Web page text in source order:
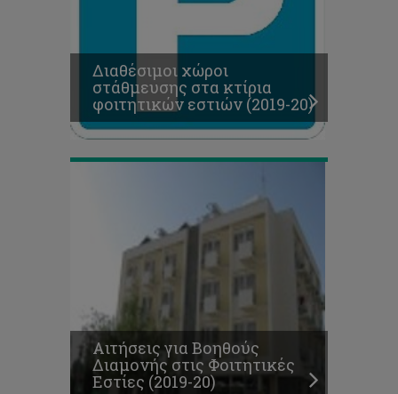
Διαθέσιμοι χώροι
στάθμευσης στα κτίρια
φοιτητικών εστιών (2019-20)
στις
Φοιτητικές
Εστίες
(2019-
20)
Αιτήσεις για Βοηθούς
Διαμονής στις Φοιτητικές
Εστίες (2019-20)